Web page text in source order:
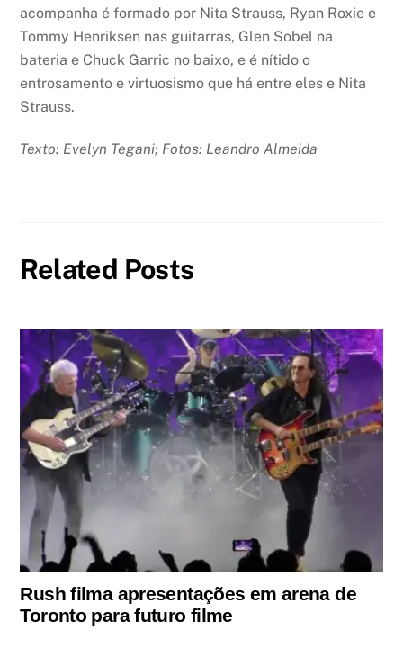
acompanha é formado por Nita Strauss, Ryan Roxie e
Tommy Henriksen nas guitarras, Glen Sobel na
bateria e Chuck Garric no baixo, e é nítido o
entrosamento e virtuosismo que há entre eles e Nita
Strauss.
Texto: Evelyn Tegani; Fotos: Leandro Almeida
Related Posts
Rush filma apresentações em arena de
Toronto para futuro filme